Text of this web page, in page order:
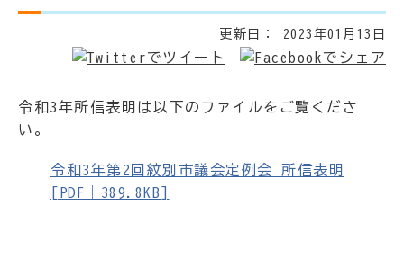
更新日： 2023年01月13日
令和3年所信表明は以下のファイルをご覧くださ
い。
令和3年第2回紋別市議会定例会 所信表明
[PDF｜389.8KB]